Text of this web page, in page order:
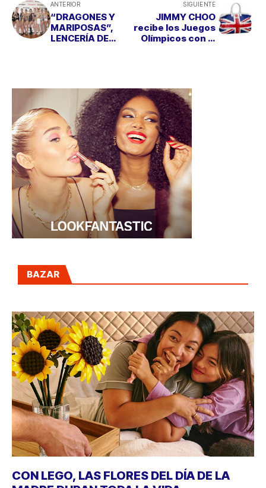
ANTERIOR
“DRAGONES Y
MARIPOSAS”,
LENCERÍA DE
SIGUIENTE
JIMMY CHOO
recibe los Juegos
Olímpicos con la
BAZAR
CON LEGO, LAS FLORES DEL DÍA DE LA